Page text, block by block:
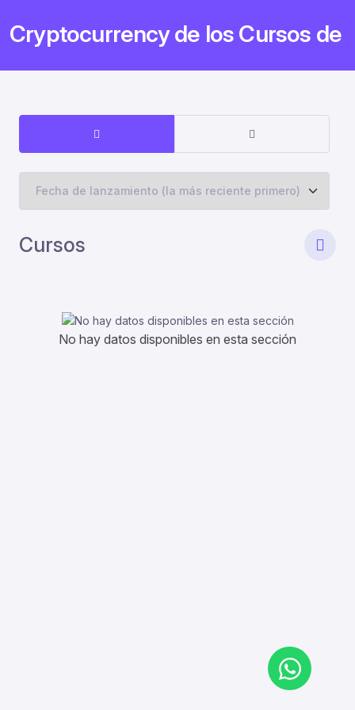
Cryptocurrency de los Cursos de
Cursos
No hay datos disponibles en esta sección